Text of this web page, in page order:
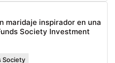
maridaje inspirador en una
Society Investment
Society